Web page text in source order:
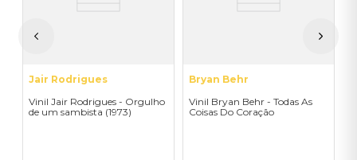
Jair Rodrigues
Vinil Jair Rodrigues - Orgulho
de um sambista (1973)
Bryan Behr
Vinil Bryan Behr - Todas As
Coisas Do Coração